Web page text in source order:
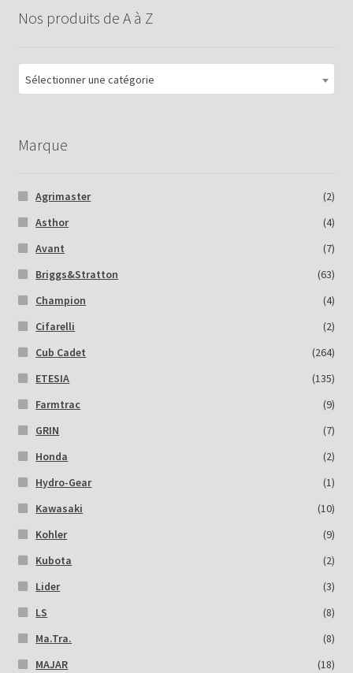
Nos produits de A à Z
Sélectionner une catégorie
Marque
Agrimaster
(2)
Asthor
(4)
Avant
(7)
Briggs&Stratton
(63)
Champion
(4)
Cifarelli
(2)
Cub Cadet
(264)
ETESIA
(135)
Farmtrac
(9)
GRIN
(7)
Honda
(2)
Hydro-Gear
(1)
Kawasaki
(10)
Kohler
(9)
Kubota
(2)
Lider
(3)
LS
(8)
Ma.Tra.
(8)
MAJAR
(18)